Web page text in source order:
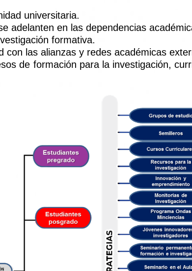
universitaria.
adelanten en las dependencias
formativa.
las alianzas y redes académicas
de formación para la investigación,